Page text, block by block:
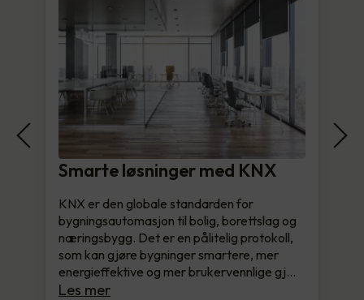
Smarte løsninger med KNX
KNX er den globale standarden for
bygningsautomasjon til bolig, borettslag og
næringsbygg. Det er en pålitelig protokoll,
som kan gjøre bygninger smartere, mer
energieffektive og mer brukervennlige gj…
Les mer